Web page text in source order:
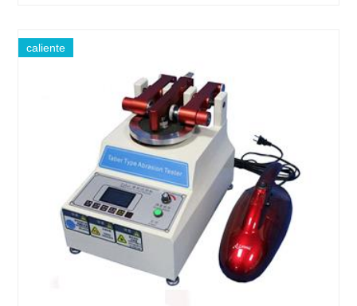
caliente